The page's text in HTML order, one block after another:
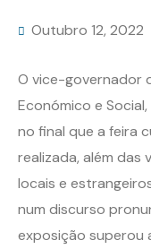
Outubro 12, 2022
O vice-governador
Económico e
no final que a feira
realizada, além das
locais e
num discurso
exposição superou